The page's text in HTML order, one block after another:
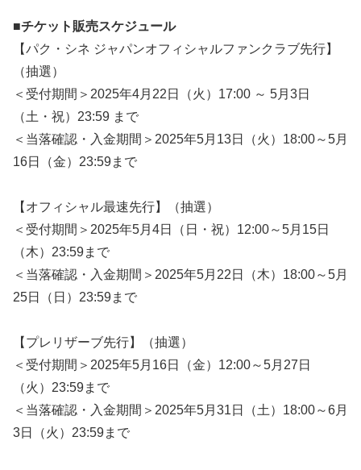
■チケット販売スケジュール
【パク・シネ ジャパンオフィシャルファンクラブ先行】
（抽選）
＜受付期間＞2025年4月22日（火）17:00 ～ 5月3日
（土・祝）23:59 まで
＜当落確認・入金期間＞2025年5月13日（火）18:00～5月
16日（金）23:59まで
【オフィシャル最速先行】（抽選）
＜受付期間＞2025年5月4日（日・祝）12:00～5月15日
（木）23:59まで
＜当落確認・入金期間＞2025年5月22日（木）18:00～5月
25日（日）23:59まで
【プレリザーブ先行】（抽選）
＜受付期間＞2025年5月16日（金）12:00～5月27日
（火）23:59まで
＜当落確認・入金期間＞2025年5月31日（土）18:00～6月
3日（火）23:59まで